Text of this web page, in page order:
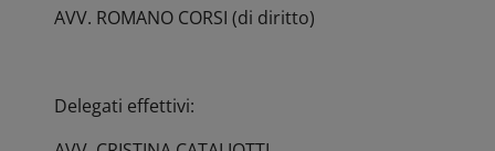
AVV. ROMANO CORSI (di diritto)
Delegati effettivi: